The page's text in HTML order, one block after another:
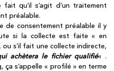
fait qu’il s’agit d’un traitement
préalable.
de consentement préalable il y
si la collecte est faite « en
s’il fait une collecte indirecte,
achètera le fichier qualifié« .
ça s’appelle « profilé » en terme